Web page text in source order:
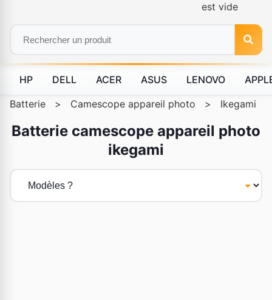
est vide
HP DELL ACER ASUS LENOVO
Batterie > Camescope appareil photo > Ikegami
Batterie camescope appareil photo
ikegami